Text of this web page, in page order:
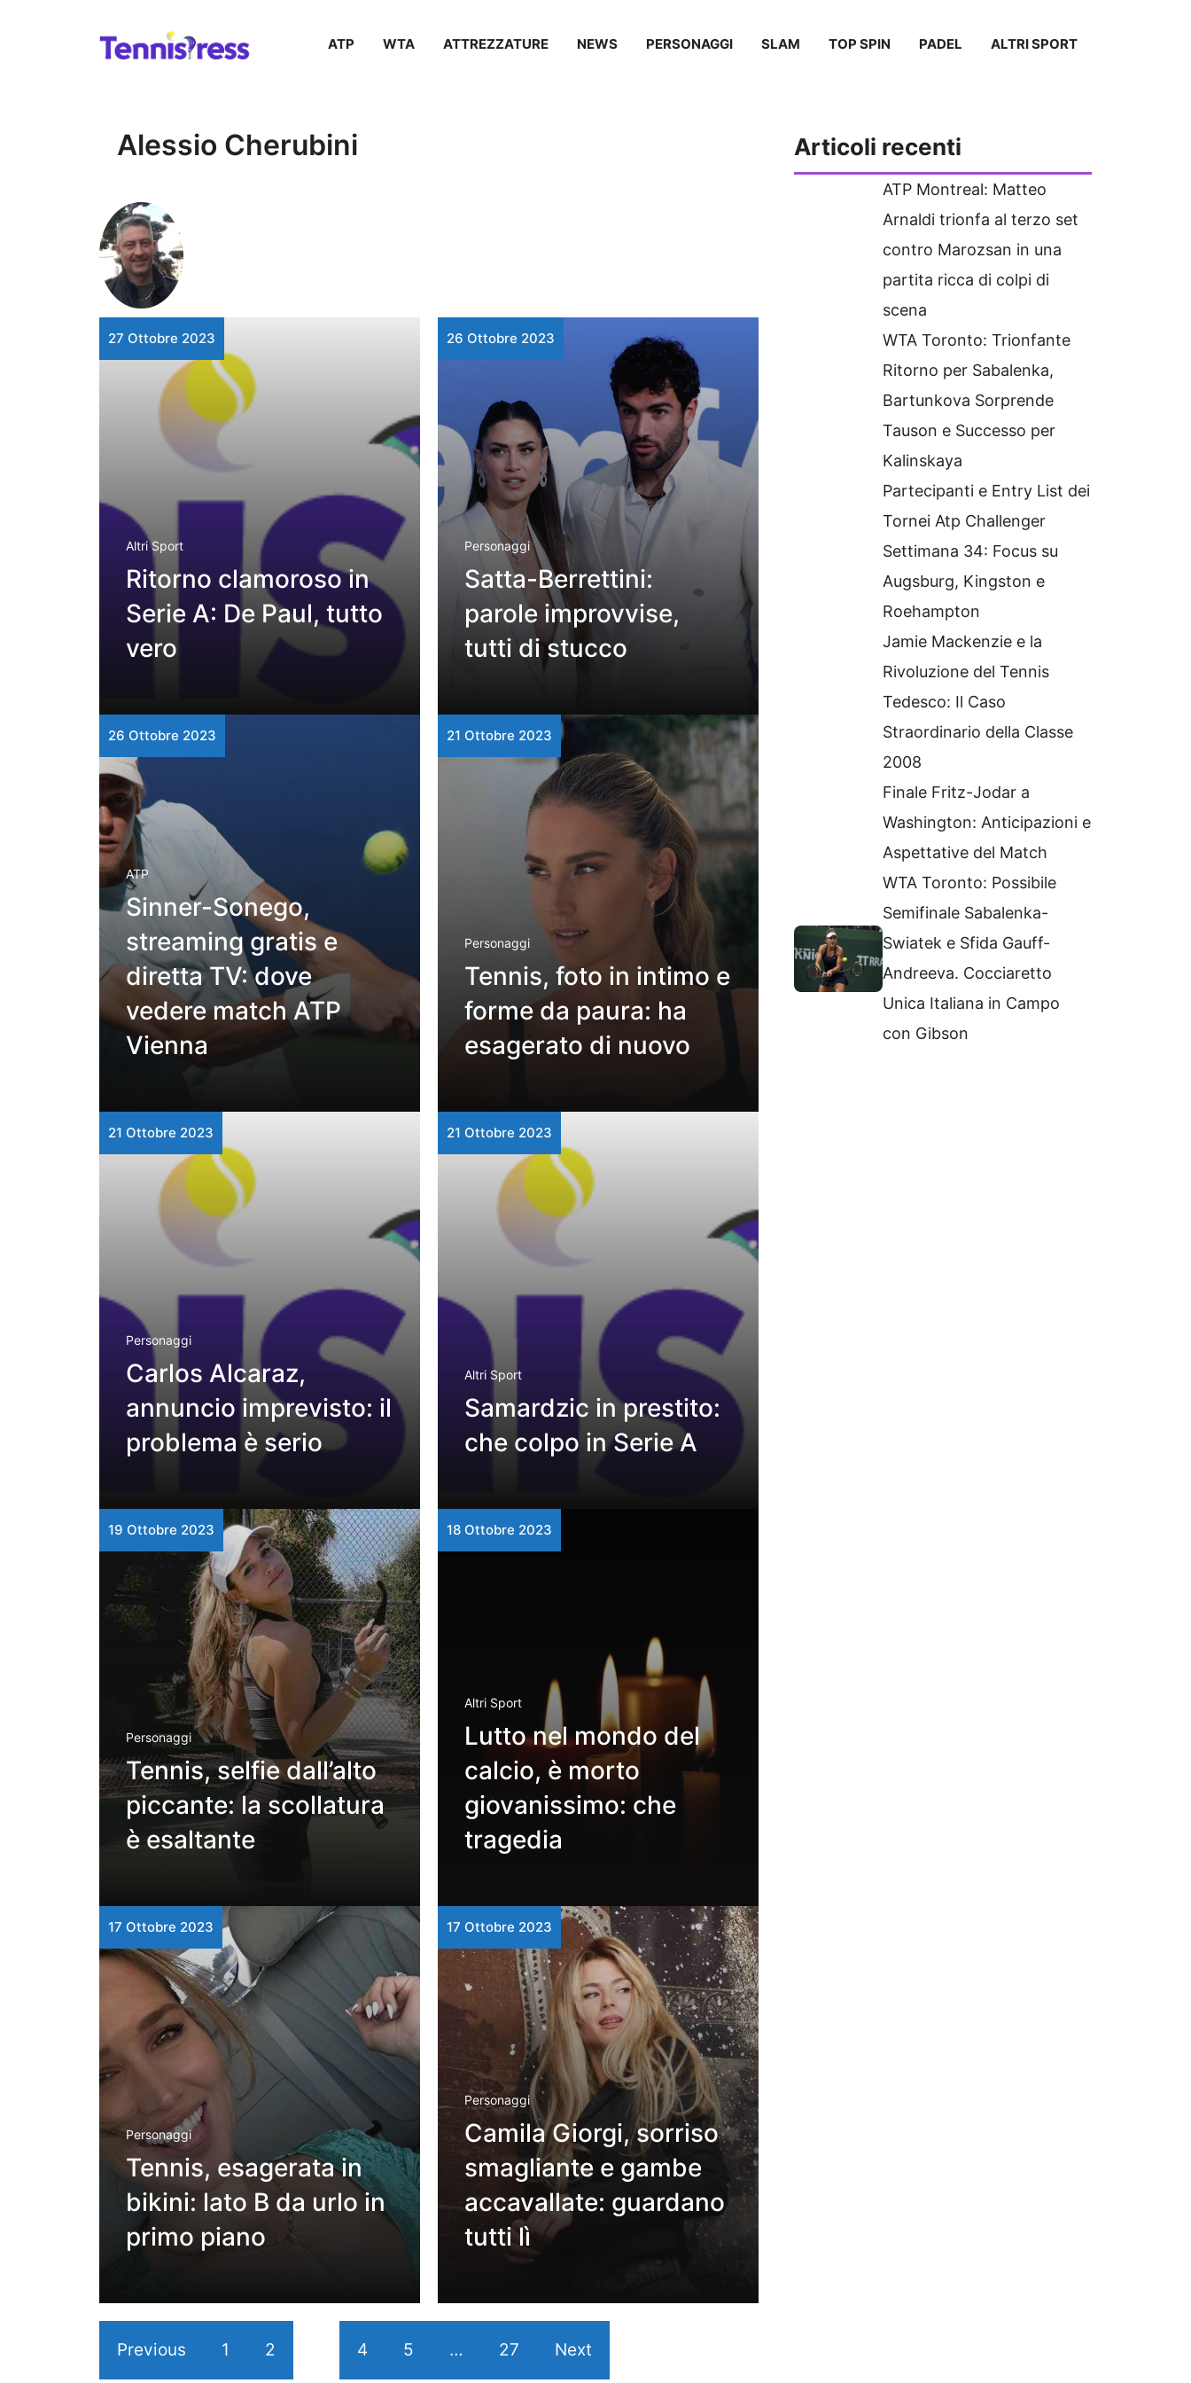
ATP WTA ATTREZZATURE NEWS PERSONAGGI SLAM TOP SPIN PADEL ALTRI SPORT
Alessio Cherubini
27 Ottobre 2023
Altri Sport
Ritorno clamoroso in
Serie A: De Paul, tutto
vero
26 Ottobre 2023
Personaggi
Satta-Berrettini:
parole improvvise,
tutti di stucco
26 Ottobre 2023
ATP
Sinner-Sonego,
streaming gratis e
diretta TV: dove
vedere match ATP
Vienna
21 Ottobre 2023
Personaggi
Tennis, foto in intimo e
forme da paura: ha
esagerato di nuovo
21 Ottobre 2023
Personaggi
Carlos Alcaraz,
annuncio imprevisto: il
problema è serio
21 Ottobre 2023
Altri Sport
Samardzic in prestito:
che colpo in Serie A
19 Ottobre 2023
Personaggi
Tennis, selfie dall’alto
piccante: la scollatura
è esaltante
18 Ottobre 2023
Altri Sport
Lutto nel mondo del
calcio, è morto
giovanissimo: che
tragedia
17 Ottobre 2023
Personaggi
Tennis, esagerata in
bikini: lato B da urlo in
primo piano
17 Ottobre 2023
Personaggi
Camila Giorgi, sorriso
smagliante e gambe
accavallate: guardano
tutti lì
Previous 1 2 4 5 … 27 Next
Articoli recenti
ATP Montreal: Matteo
Arnaldi trionfa al terzo set
contro Marozsan in una
partita ricca di colpi di
scena
WTA Toronto: Trionfante
Ritorno per Sabalenka,
Bartunkova Sorprende
Tauson e Successo per
Kalinskaya
Partecipanti e Entry List dei
Tornei Atp Challenger
Settimana 34: Focus su
Augsburg, Kingston e
Roehampton
Jamie Mackenzie e la
Rivoluzione del Tennis
Tedesco: Il Caso
Straordinario della Classe
2008
Finale Fritz-Jodar a
Washington: Anticipazioni e
Aspettative del Match
WTA Toronto: Possibile
Semifinale Sabalenka-
Swiatek e Sfida Gauff-
Andreeva. Cocciaretto
Unica Italiana in Campo
con Gibson